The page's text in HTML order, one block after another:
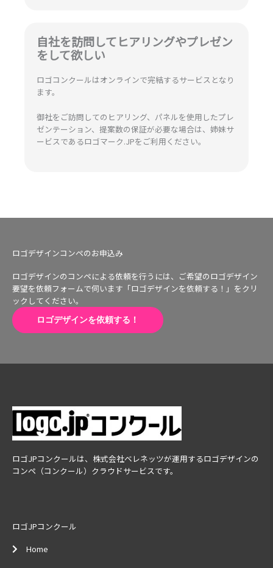
自社を訪問してヒアリングやプレゼン
をして欲しい
ロゴコンクールはオンラインで完結するサービスとなり
ます。
御社をご訪問してのヒアリング、パネルを使用したプレ
ゼンテーション、提案数の保証が必要な場合は、姉妹サ
ービスであるロゴマーク.JPをご利用ください。
ロゴデザインコンペのお申込み
ロゴデザインのコンペによる依頼を行うには、ご希望のロゴデザイン
要望を依頼フォームで伺います「ロゴデザインを依頼する！」をクリ
ックしてください。
ロゴデザインを依頼する！
ロゴJPコンクールは、株式会社ベレネッツが運用するロゴデザインの
コンペ（コンクール）クラウドサービスです。
ロゴJPコンクール
Home